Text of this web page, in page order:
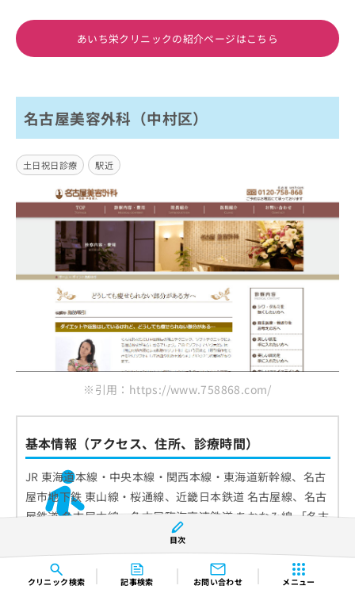
クリニック検索 記事検索 お問い合わせ メニュー
あいち栄クリニックの紹介ページはこちら
名古屋美容外科（中村区）
土日祝日診療 駅近
※引用：https://www.758868.com/
基本情報（アクセス、住所、診療時間）
JR 東海道本線・中央本線・関西本線・東海道新幹線、名古
屋市地下鉄 東山線・桜通線、近畿日本鉄道 名古屋線、名古
屋鉄道 名古屋本線、名古屋臨海高速鉄道 あおなみ線 「名古
〒450-0003 愛知県名古屋市中村区名駅南1-19-27 オルバー
スビル7F
目次